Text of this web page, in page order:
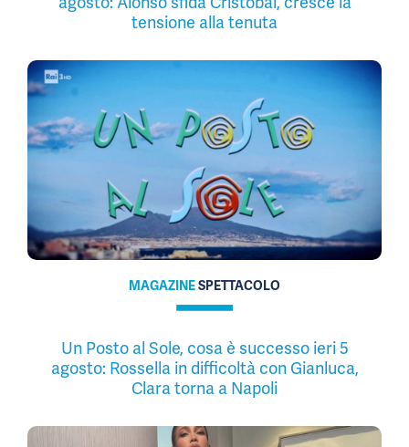
tensione alla tenuta
MAGAZINESPETTACOLO
Un Posto al Sole, cosa è successo ieri 5
agosto: Rossella in difficoltà con Gianluca,
Clara torna a Napoli